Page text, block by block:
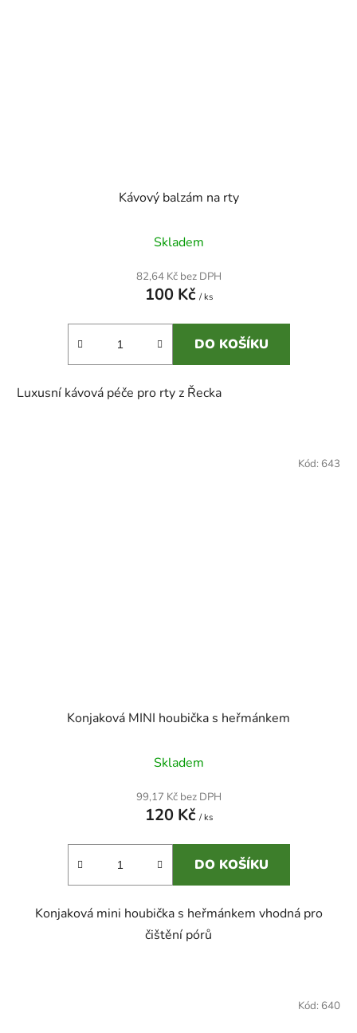
Kávový balzám na rty
Skladem
82,64 Kč bez DPH
100 Kč / ks
DO KOŠÍKU
Luxusní kávová péče pro rty z Řecka
Konjaková MINI houbička s heřmánkem
Skladem
99,17 Kč bez DPH
120 Kč / ks
DO KOŠÍKU
Konjaková mini houbička s heřmánkem vhodná pro
čištění pórů
Kód: 643
Kód: 640